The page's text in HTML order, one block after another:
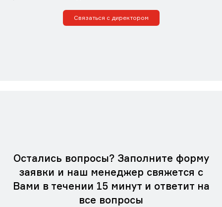
Связаться с директором
Остались вопросы? Заполните форму
заявки и наш менеджер свяжется с
Вами в течении 15 минут и ответит на
все вопросы